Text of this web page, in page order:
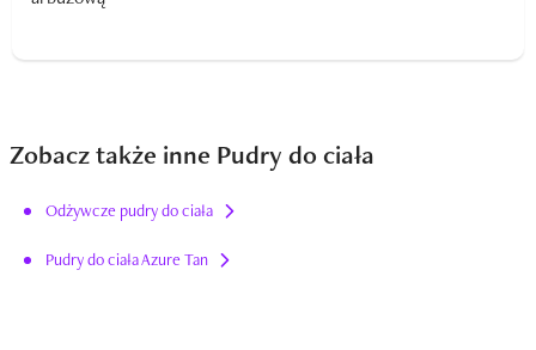
Zobacz także inne Pudry do ciała
Odżywcze pudry do ciała
Pudry do ciała Azure Tan